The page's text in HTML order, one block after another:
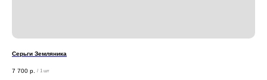
Серьги Земляника
7 700 р. / 1 шт